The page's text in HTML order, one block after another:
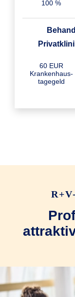
100 %
60 EUR
Krankenhaus­
tagegeld